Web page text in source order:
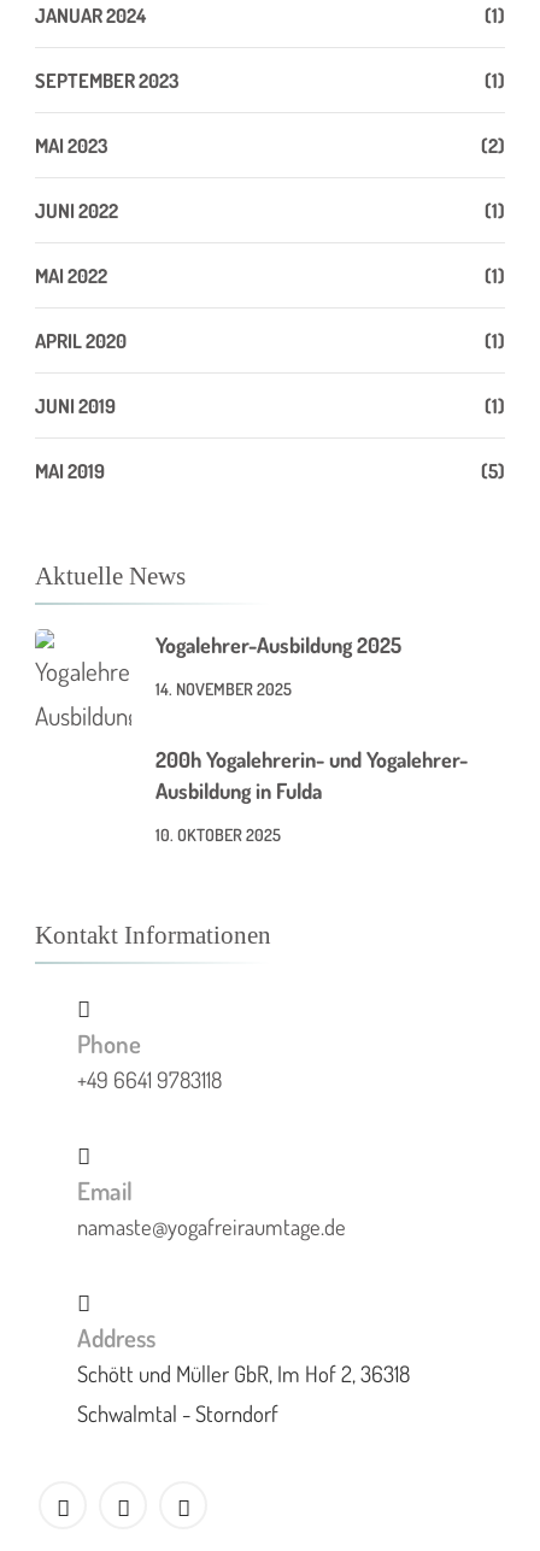
JANUAR 2024 (1)
SEPTEMBER 2023 (1)
MAI 2023 (2)
JUNI 2022 (1)
MAI 2022 (1)
APRIL 2020 (1)
JUNI 2019 (1)
MAI 2019 (5)
Aktuelle News
Yogalehrer-Ausbildung 2025
14. NOVEMBER 2025
200h Yogalehrerin- und Yogalehrer-
Ausbildung in Fulda
10. OKTOBER 2025
Kontakt Informationen
Phone
+49 6641 9783118
Email
namaste@yogafreiraumtage.de
Address
Schött und Müller GbR, Im Hof 2, 36318
Schwalmtal - Storndorf